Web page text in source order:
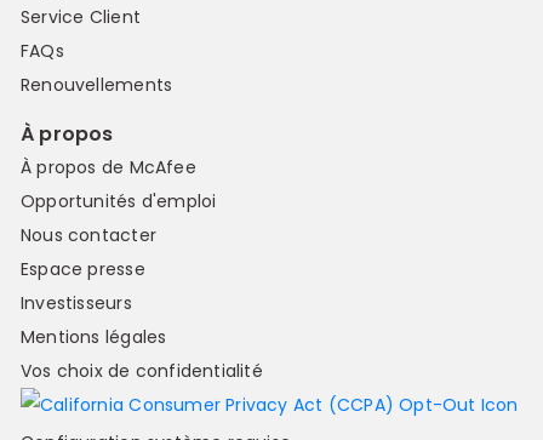
Service Client
FAQs
Renouvellements
À propos
À propos de McAfee
Opportunités d'emploi
Nous contacter
Espace presse
Investisseurs
Mentions légales
Vos choix de confidentialité